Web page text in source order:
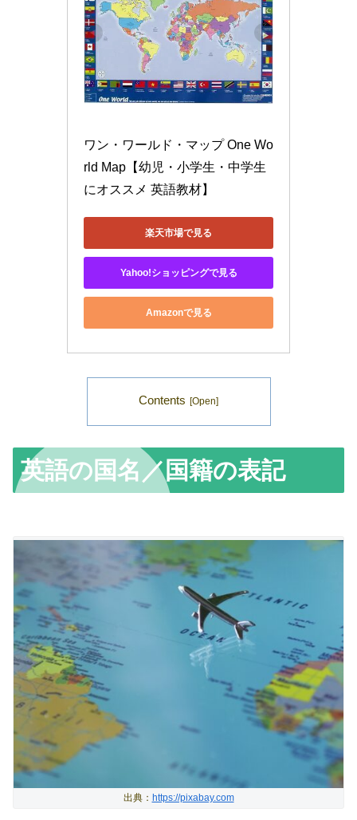
ワン・ワールド・マップ One Wo
rld Map【幼児・小学生・中学生
にオススメ 英語教材】
楽天市場で見る
Yahoo!ショッピングで見る
Amazonで見る
Contents
英語の国名／国籍の表記
出典： https://pixabay.com